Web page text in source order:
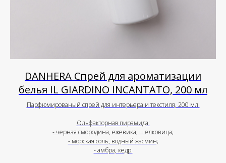
DANHERA Спрей для ароматизации
белья IL GIARDINO INCANTATO, 200 мл
Парфюмированый спрей для интерьера и текстиля, 200 мл.
Ольфакторная пирамида:
- черная смородина, ежевика, шелковица;
- морская соль, водный жасмин;
- амбра, кедр.